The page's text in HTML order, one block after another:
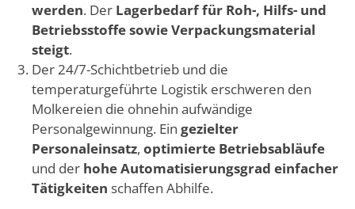
werden. Der Lagerbedarf für Roh-, Hilfs- und
Betriebsstoffe sowie Verpackungsmaterial
steigt.
Der 24/7-Schichtbetrieb und die
temperaturgeführte Logistik erschweren den
Molkereien die ohnehin aufwändige
Personalgewinnung. Ein gezielter
Personaleinsatz, optimierte Betriebsabläufe
und der hoheAutomatisierungsgrad einfacher
Tätigkeiten schaffen Abhilfe.